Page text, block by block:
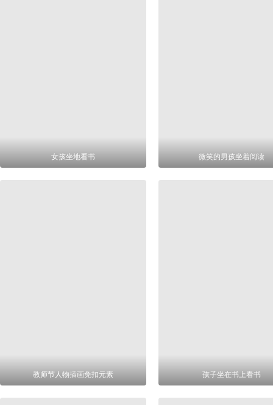
女孩坐地看书 微笑的男孩坐着阅读
教师节人物插画免扣元素 孩子坐在书上看书